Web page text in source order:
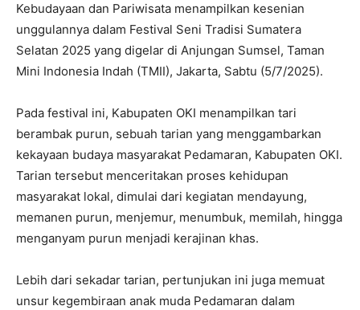
Kebudayaan dan Pariwisata menampilkan kesenian
unggulannya dalam Festival Seni Tradisi Sumatera
Selatan 2025 yang digelar di Anjungan Sumsel, Taman
Mini Indonesia Indah (TMII), Jakarta, Sabtu (5/7/2025).
Pada festival ini, Kabupaten OKI menampilkan tari
berambak purun, sebuah tarian yang menggambarkan
kekayaan budaya masyarakat Pedamaran, Kabupaten OKI.
Tarian tersebut menceritakan proses kehidupan
masyarakat lokal, dimulai dari kegiatan mendayung,
memanen purun, menjemur, menumbuk, memilah, hingga
menganyam purun menjadi kerajinan khas.
Lebih dari sekadar tarian, pertunjukan ini juga memuat
unsur kegembiraan anak muda Pedamaran dalam